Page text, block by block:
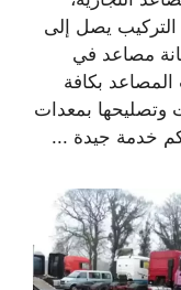
يصل إلى
مصاعد في
بكافة
وتصليحها بمعدات
خدمة جيدة ...